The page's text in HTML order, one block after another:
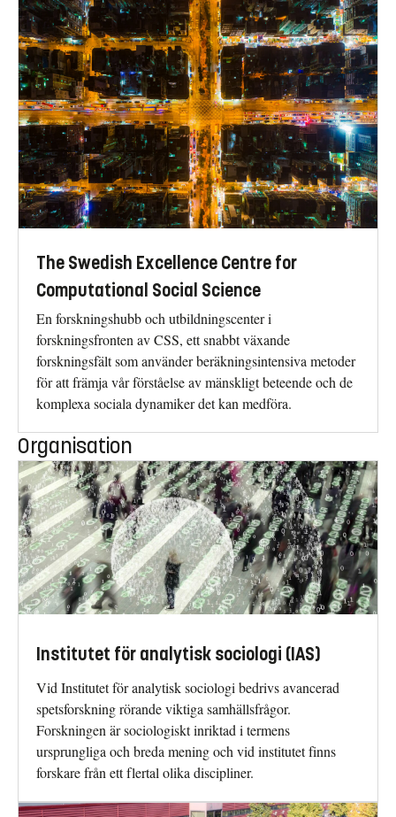
The Swedish Excellence Centre for
Computational Social Science
En forskningshubb och utbildningscenter i
forskningsfronten av CSS, ett snabbt växande
forskningsfält som använder beräkningsintensiva metoder
för att främja vår förståelse av mänskligt beteende och de
komplexa sociala dynamiker det kan medföra.
Organisation
Institutet för analytisk sociologi (IAS)
Vid Institutet för analytisk sociologi bedrivs avancerad
spetsforskning rörande viktiga samhällsfrågor.
Forskningen är sociologiskt inriktad i termens
ursprungliga och breda mening och vid institutet finns
forskare från ett flertal olika discipliner.